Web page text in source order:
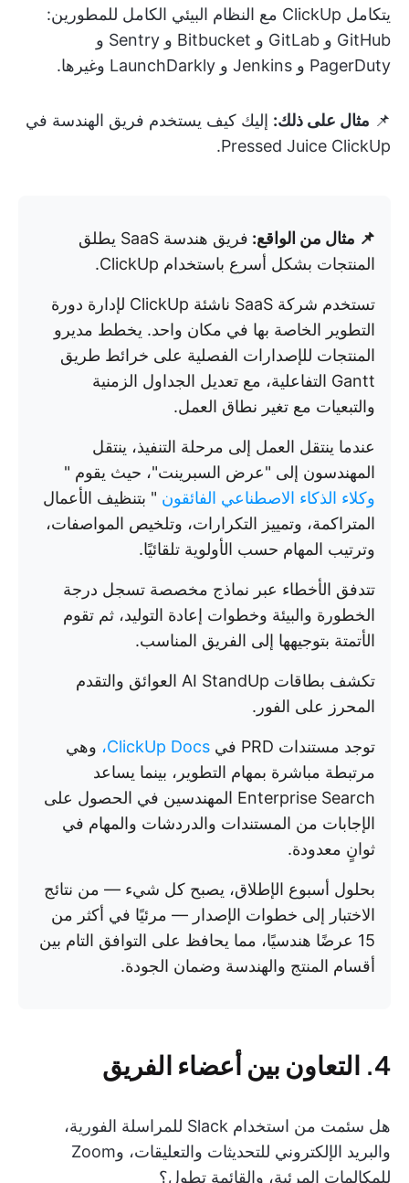
يتكامل ClickUp مع النظام البيئي الكامل للمطورين:
GitHub و GitLab و Bitbucket و Sentry و
PagerDuty و Jenkins و LaunchDarkly وغيرها.
📌 مثال على ذلك: إليك كيف يستخدم فريق الهندسة في
Pressed Juice ClickUp.
📌 مثال من الواقع:
فريق هندسة SaaS يطلق
المنتجات بشكل أسرع باستخدام ClickUp.
تستخدم شركة SaaS ناشئة ClickUp لإدارة دورة
التطوير الخاصة بها في مكان واحد. يخطط مديرو
المنتجات للإصدارات الفصلية على خرائط طريق
Gantt التفاعلية، مع تعديل الجداول الزمنية
والتبعيات مع تغير نطاق العمل.
عندما ينتقل العمل إلى مرحلة التنفيذ، ينتقل
المهندسون إلى "عرض السبرينت"، حيث يقوم "
وكلاء الذكاء الاصطناعي الفائقون " بتنظيف الأعمال
المتراكمة، وتمييز التكرارات، وتلخيص المواصفات،
وترتيب المهام حسب الأولوية تلقائيًا.
تتدفق الأخطاء عبر نماذج مخصصة تسجل درجة
الخطورة والبيئة وخطوات إعادة التوليد، ثم تقوم
الأتمتة بتوجيهها إلى الفريق المناسب.
تكشف بطاقات AI StandUp العوائق والتقدم
المحرز على الفور.
توجد مستندات PRD في ClickUp Docs،
وهي
مرتبطة مباشرة بمهام التطوير، بينما يساعد
Enterprise Search المهندسين في الحصول على
الإجابات من المستندات والدردشات والمهام في
ثوانٍ معدودة.
بحلول أسبوع الإطلاق، يصبح كل شيء — من نتائج
الاختبار إلى خطوات الإصدار — مرئيًا في أكثر من
15 عرضًا هندسيًا، مما يحافظ على التوافق التام بين
أقسام المنتج والهندسة وضمان الجودة.
4. التعاون بين أعضاء الفريق
هل سئمت من استخدام Slack للمراسلة الفورية،
والبريد الإلكتروني للتحديثات والتعليقات، وZoom
للمكالمات المرئية، والقائمة تطول؟